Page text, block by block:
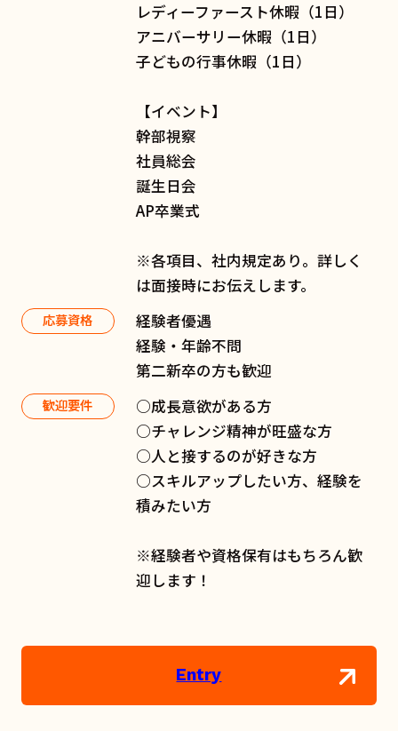
レディーファースト休暇（1日）
アニバーサリー休暇（1日）
子どもの行事休暇（1日）
【イベント】
幹部視察
社員総会
誕生日会
AP卒業式
※各項目、社内規定あり。詳しく
は面接時にお伝えします。
応募資格
経験者優遇
経験・年齢不問
第二新卒の方も歓迎
歓迎要件
○成長意欲がある方
○チャレンジ精神が旺盛な方
○人と接するのが好きな方
○スキルアップしたい方、経験を
積みたい方
※経験者や資格保有はもちろん歓
迎します！
Entry